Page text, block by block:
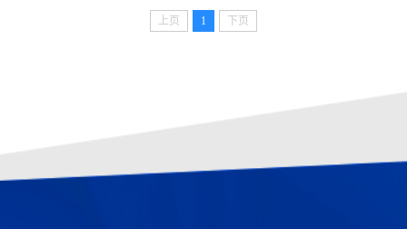
上页 1 下页